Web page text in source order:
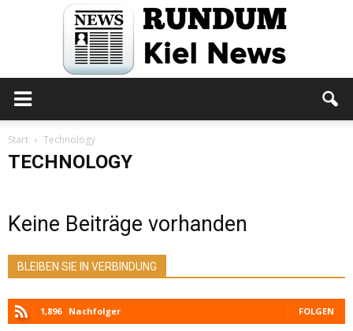
Start Technology
TECHNOLOGY
Keine Beiträge vorhanden
BLEIBEN SIE IN VERBINDUNG
1,896 Nachfolger FOLGEN